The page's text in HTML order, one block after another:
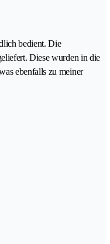
bedient. Die
Diese wurden in die
ebenfalls zu meiner